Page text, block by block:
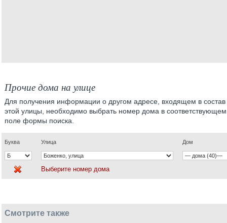
Прочие дома на улице
Для получения информации о другом адресе, входящем в состав
этой улицы, необходимо выбрать номер дома в соответствующем
поле формы поиска.
Буква Улица Дом
Выберите номер дома
Смотрите также